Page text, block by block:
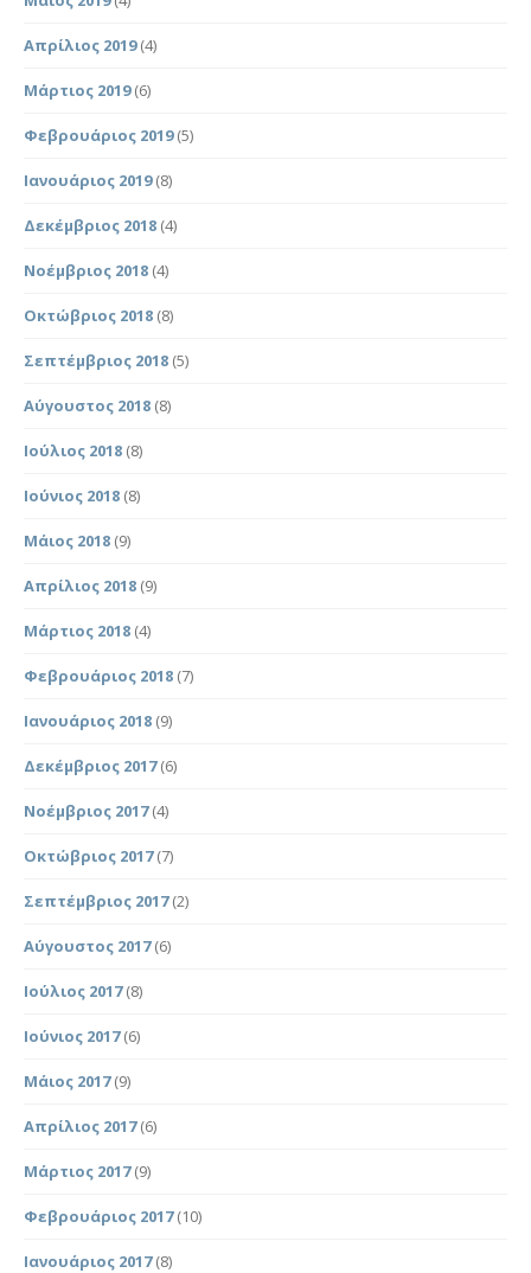
Απρίλιος 2019(4)
Μάρτιος 2019(6)
Φεβρουάριος 2019(5)
Ιανουάριος 2019(8)
Δεκέμβριος 2018 (4)
Νοέμβριος 2018 (4)
Οκτώβριος 2018 (8)
Σεπτέμβριος 2018 (5)
Αύγουστος 2018 (8)
Ιούλιος 2018 (8)
Ιούνιος 2018 (8)
Μάιος 2018 (9)
Απρίλιος 2018 (9)
Μάρτιος 2018 (4)
Φεβρουάριος 2018 (7)
Ιανουάριος 2018 (9)
Δεκέμβριος 2017(6)
Νοέμβριος 2017(4)
Οκτώβριος 2017(7)
Σεπτέμβριος 2017(2)
Αύγουστος 2017(6)
Ιούλιος 2017(8)
Ιούνιος 2017(6)
Μάιος 2017(9)
Απρίλιος 2017(6)
Μάρτιος 2017(9)
Φεβρουάριος 2017(10)
Ιανουάριος 2017(8)